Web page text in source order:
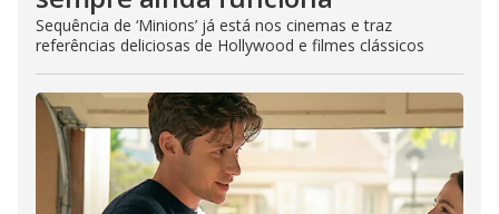
Sequência de ‘Minions’ já está nos cinemas e traz
referências deliciosas de Hollywood e filmes clássicos